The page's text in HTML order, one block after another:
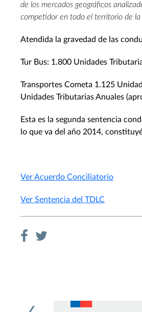
de los mercados geográficos
competidor en todo el territorio de la
Atendida la gravedad de las
Tur Bus: 1.800 Unidades
Transportes Cometa 1.125
Unidades Tributarias Anuales
Esta es la segunda sentencia
lo que va del año 2014,
Ver Acuerdo Conciliatorio
Ver Sentencia del TDLC